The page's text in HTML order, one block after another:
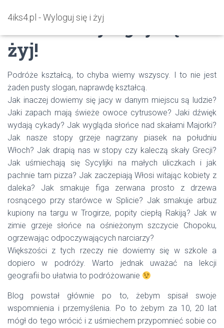
4iks4.pl - Wyloguj się i żyj
4iks4 – Wyloguj się i
żyj!
Podróże kształcą, to chyba wiemy wszyscy. I to nie jest
żaden pusty slogan, naprawdę kształcą.
Jak inaczej dowiemy się jacy w danym miejscu są ludzie?
Jaki zapach mają świeże owoce cytrusowe? Jaki dźwięk
wydają cykady? Jak wygląda słońce nad skałami Majorki?
Jak nasze stopy grzeje nagrzany piasek na południu
Włoch? Jak drapią nas w stopy czy kaleczą skały Grecji?
Jak uśmiechają się Sycylijki na małych uliczkach i jak
pachnie tam pizza? Jak zaczepiają Włosi witając kobiety z
daleka? Jak smakuje figa zerwana prosto z drzewa
rosnącego przy starówce w Splicie? Jak smakuje arbuz
kupiony na targu w Trogirze, popity ciepłą Rakiją? Jak w
zimie grzeje słońce na ośnieżonym szczycie Chopoku,
ogrzewając odpoczywających narciarzy?
Większości z tych rzeczy nie dowiemy się w szkole a
dopiero w podróży. Warto jednak uważać na lekcji
geografii bo ułatwia to podróżowanie
Blog powstał głównie po to, żebym spisał swoje
wspomnienia i przemyślenia. Po to żebym za 10, 20 lat
mógł do tego wrócić i z uśmiechem przypomnieć sobie co